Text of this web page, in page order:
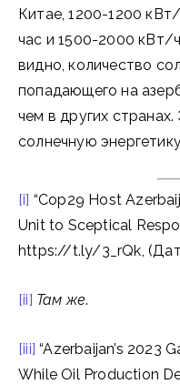
Китае, 1200-1200
час и 1500-2000 кВт/
видно, количество
попадающего на
чем в других
солнечную
[i] “Cop29 Host
Unit to Sceptical
https://t.ly/3_rQk,
[ii] Там же.
[iii] “Azerbaijan’s 2023
While Oil Production